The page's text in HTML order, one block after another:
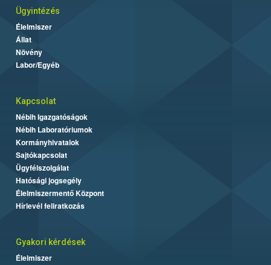
Ügyintézés
Élelmiszer
Állat
Növény
Labor/Egyéb
Kapcsolat
Nébih Igazgatóságok
Nébih Laboratóriumok
Kormányhivatalok
Sajtókapcsolat
Ügyfélszolgálat
Hatósági jogsegély
Élelmiszermentő Központ
Hírlevél feliratkozás
Gyakori kérdések
Élelmiszer